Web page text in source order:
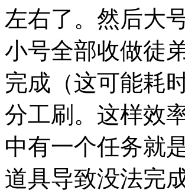
左右了。然后大
小号全部收做徒
完成（这可能耗
分工刷。这样效
中有一个任务就
道具导致没法完